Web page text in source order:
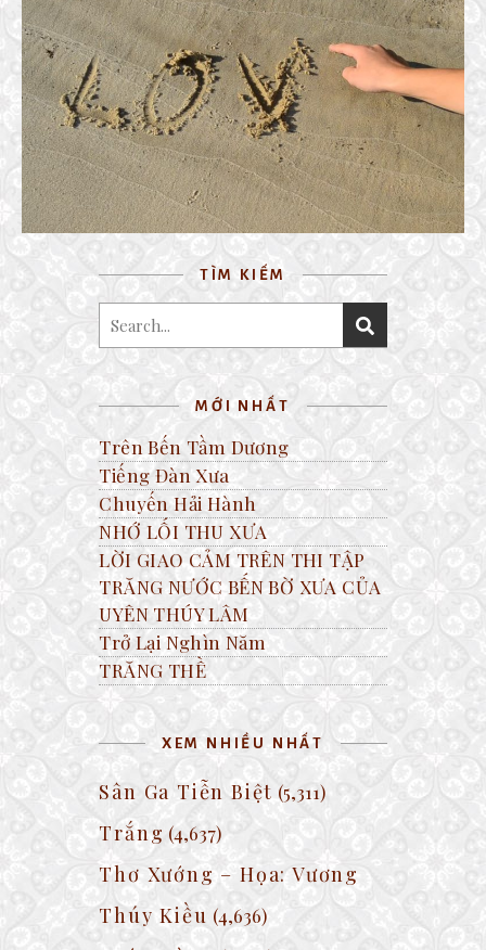
TÔI VIẾT TÊN EM
20 August, 2017
TÌM KIẾM
MỚI NHẤT
Trên Bến Tầm Dương
Tiếng Đàn Xưa
Chuyến Hải Hành
NHỚ LỐI THU XƯA
LỜI GIAO CẢM TRÊN THI TẬP
TRĂNG NƯỚC BẾN BỜ XƯA CỦA
UYÊN THÚY LÂM
Trở Lại Nghìn Năm
TRĂNG THỀ
XEM NHIỀU NHẤT
Sân Ga Tiễn Biệt (5,311)
Trắng (4,637)
Thơ Xướng – Họa: Vương
Thúy Kiều (4,636)